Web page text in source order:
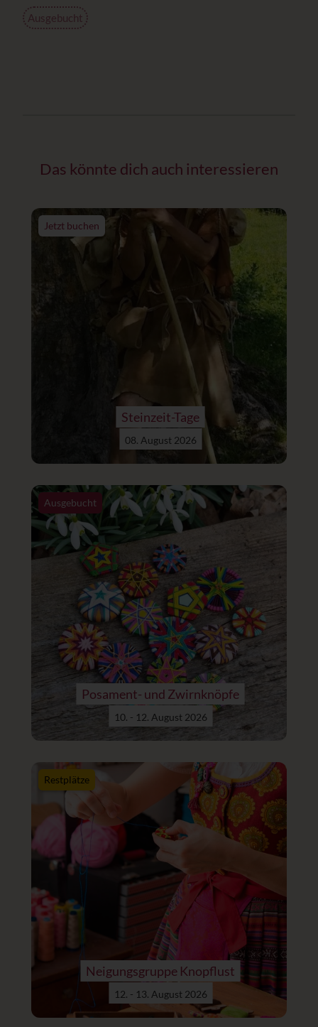
Ausgebucht
Das könnte dich auch interessieren
Jetzt buchen
Steinzeit-Tage
08. August 2026
Ausgebucht
Posament- und Zwirnknöpfe
10. - 12. August 2026
Restplätze
Neigungsgruppe Knopflust
12. - 13. August 2026